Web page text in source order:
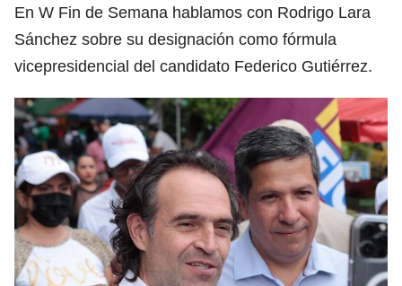
En W Fin de Semana hablamos con Rodrigo Lara
Sánchez sobre su designación como fórmula
vicepresidencial del candidato Federico Gutiérrez.